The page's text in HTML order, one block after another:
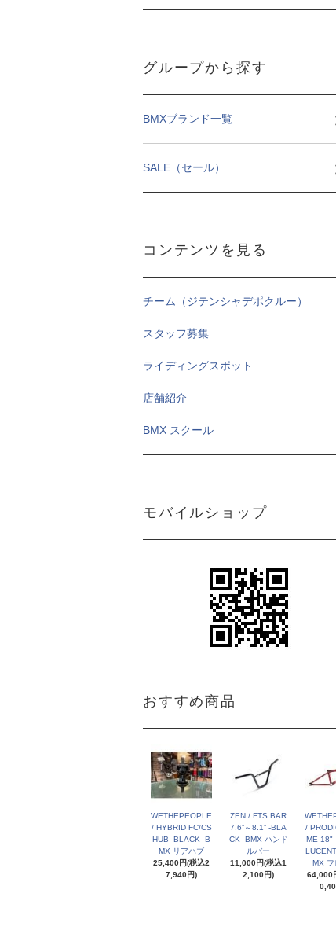
グループから探す
BMXブランド一覧
SALE（セール）
コンテンツを見る
チーム（ジテンシャデポクルー）
スタッフ募集
ライディングスポット
店舗紹介
BMX スクール
モバイルショップ
おすすめ商品
WETHEPEOPLE
/ HYBRID FC/CS
HUB -BLACK- B
MX リアハブ
25,400円(税込2
7,940円)
ZEN / FTS BAR
7.6”～8.1” -BLA
CK- BMX ハンド
ルバー
11,000円(税込1
2,100円)
/
ME 18"
MX フ
64,000